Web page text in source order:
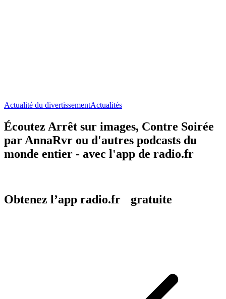
Actualité du divertissementActualités
Écoutez Arrêt sur images, Contre Soirée
par AnnaRvr ou d'autres podcasts du
monde entier - avec l'app de radio.fr
Obtenez l’app radio.fr gratuite